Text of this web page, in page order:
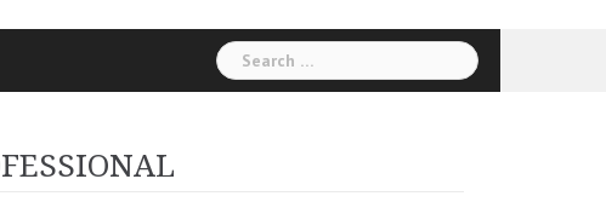
Search
for: